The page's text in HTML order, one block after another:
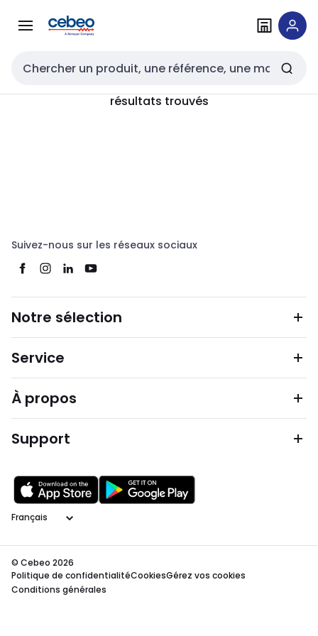
navigationau
Entrée de recherche
résultats trouvés
Suivez-nous sur les réseaux sociaux
Notre sélection
Service
À propos
Support
Langage
© Cebeo 2026
Politique de confidentialitéCookiesGérez vos cookies
Conditions générales